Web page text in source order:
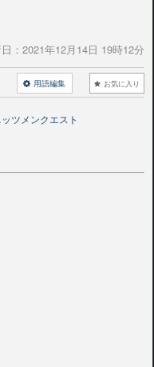
： 2021年12月14日 19時12分
お気に入り
用語編集
ッツメンクエスト